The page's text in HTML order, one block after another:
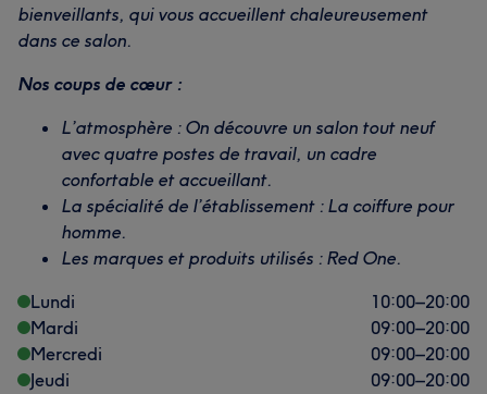
bienveillants, qui vous accueillent chaleureusement
dans ce salon.
Nos coups de cœur :
L’atmosphère : On découvre un salon tout neuf
avec quatre postes de travail, un cadre
confortable et accueillant.
La spécialité de l’établissement : La coiffure pour
homme.
Les marques et produits utilisés : Red One.
Lundi
10:00–20:00
Mardi
09:00–20:00
Mercredi
09:00–20:00
Jeudi
09:00–20:00